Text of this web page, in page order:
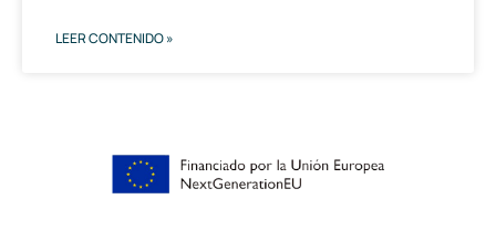
LEER CONTENIDO »